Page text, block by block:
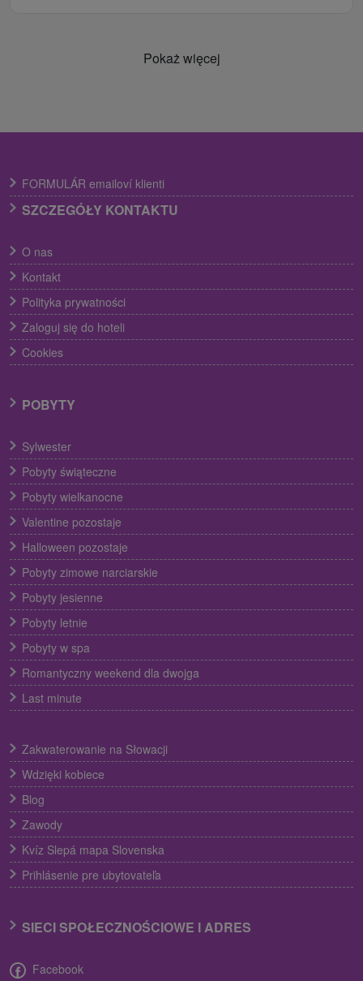
Pokaż więcej
FORMULÁR emailoví klienti
SZCZEGÓŁY KONTAKTU
O nas
Kontakt
Polityka prywatności
Zaloguj się do hoteli
Cookies
POBYTY
Sylwester
Pobyty świąteczne
Pobyty wielkanocne
Valentine pozostaje
Halloween pozostaje
Pobyty zimowe narciarskie
Pobyty jesienne
Pobyty letnie
Pobyty w spa
Romantyczny weekend dla dwojga
Last minute
Zakwaterowanie na Słowacji
Wdzięki kobiece
Blog
Zawody
Kvíz Slepá mapa Slovenska
Prihlásenie pre ubytovateľa
SIECI SPOŁECZNOŚCIOWE I ADRES
Facebook